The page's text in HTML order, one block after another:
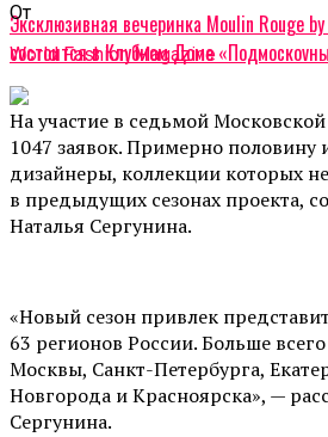
Эксклюзивная вечеринка Moulin Rouge
состоится в Клубном Доме
От
World Fashion Magazine
На участие в седьмой
1047 заявок. Примерно половину
дизайнеры, коллекции которых
в предыдущих сезонах проекта,
Наталья Сергунина.
«Новый сезон привлек
63 регионов России. Больше
Москвы, Санкт-Петербурга,
Новгорода и Красноярска», —
Сергунина.